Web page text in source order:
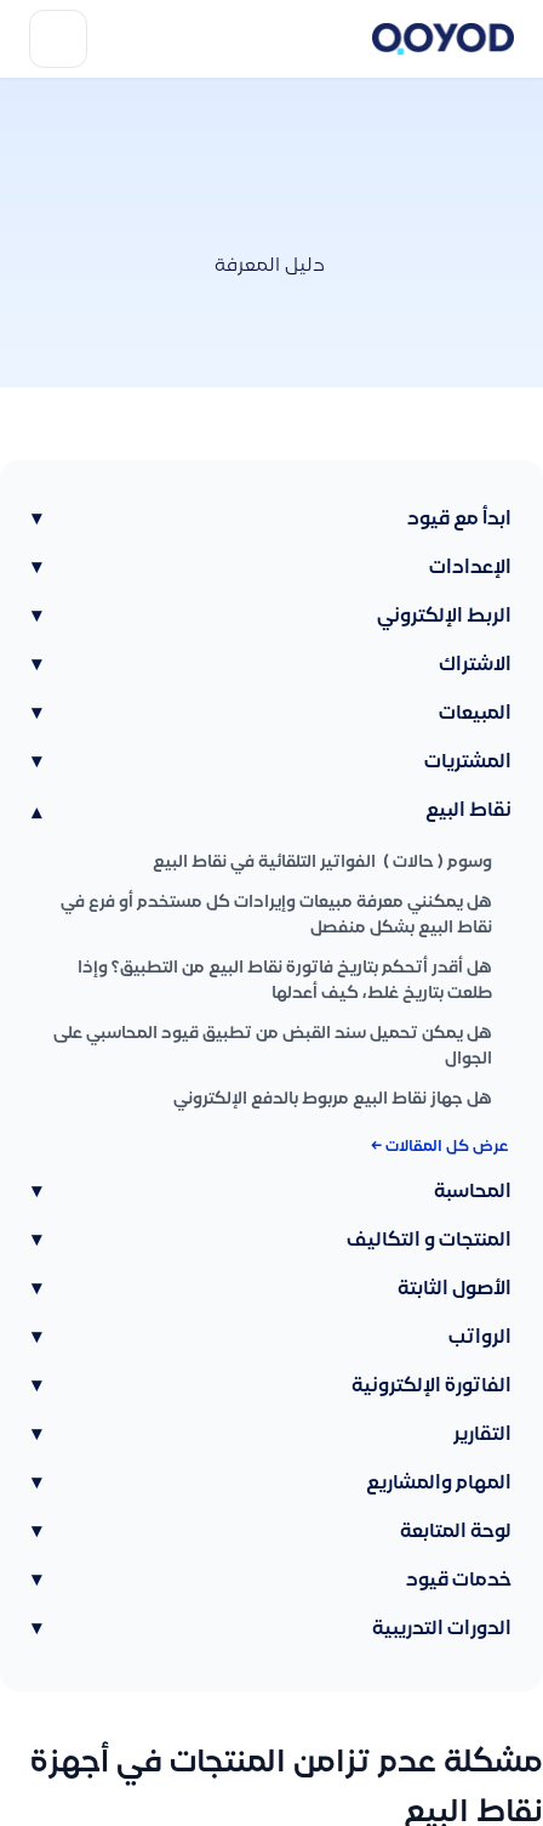
دليل المعرفة
ابدأ مع قيود ▾
الإعدادات ▾
الربط الإلكتروني ▾
الاشتراك ▾
المبيعات ▾
المشتريات ▾
نقاط البيع ▾
وسوم ( حالات ) الفواتير التلقائية في نقاط البيع
هل يمكنني معرفة مبيعات وإيرادات كل مستخدم أو فرع في
نقاط البيع بشكل منفصل
هل أقدر أتحكم بتاريخ فاتورة نقاط البيع من التطبيق؟ وإذا
طلعت بتاريخ غلط، كيف أعدلها
هل يمكن تحميل سند القبض من تطبيق قيود المحاسبي على
الجوال
هل جهاز نقاط البيع مربوط بالدفع الإلكتروني
عرض كل المقالات ←
المحاسبة ▾
المنتجات و التكاليف ▾
الأصول الثابتة ▾
الرواتب ▾
الفاتورة الإلكترونية ▾
التقارير ▾
المهام والمشاريع ▾
لوحة المتابعة ▾
خدمات قيود ▾
الدورات التدريبية ▾
مشكلة عدم تزامن المنتجات في أجهزة
نقاط البيع